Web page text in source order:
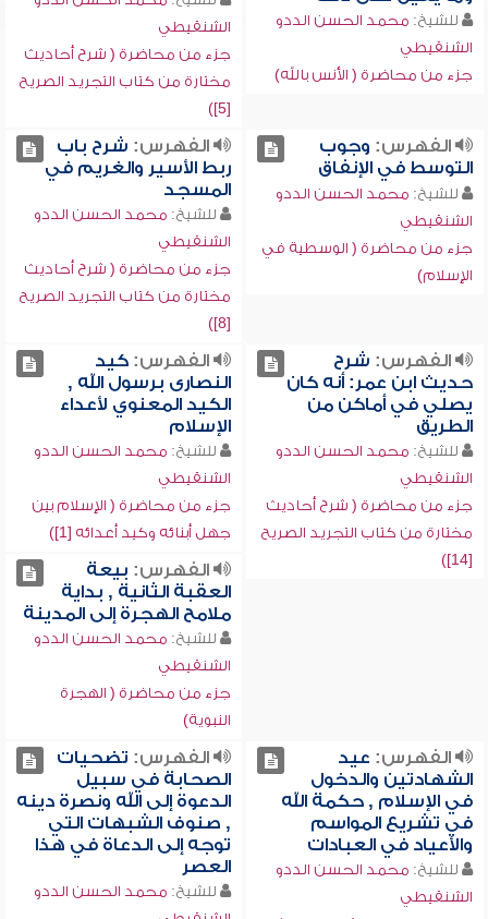
للشيخ: محمد الحسن الددو
الشنقيطي
جزء من محاضرة ( الأنس بالله)
الشنقيطي
جزء من محاضرة ( شرح أحاديث
مختارة من كتاب التجريد الصريح
[5])
الفهرس: وجوب
التوسط في الإنفاق
للشيخ: محمد الحسن الددو
الشنقيطي
جزء من محاضرة ( الوسطية في
الإسلام)
الفهرس: شرح باب
ربط الأسير والغريم في
المسجد
للشيخ: محمد الحسن الددو
الشنقيطي
جزء من محاضرة ( شرح أحاديث
مختارة من كتاب التجريد الصريح
[8])
الفهرس: شرح
حديث ابن عمر: أنه كان
يصلي في أماكن من
الطريق
للشيخ: محمد الحسن الددو
الشنقيطي
جزء من محاضرة ( شرح أحاديث
مختارة من كتاب التجريد الصريح
[14])
الفهرس:كيد
النصارى برسول الله ,
الكيد المعنوي لأعداء
الإسلام
للشيخ: محمد الحسن الددو
الشنقيطي
جزء من محاضرة ( الإسلام بين
جهل أبنائه وكيد أعدائه [1])
الفهرس: بيعة
العقبة الثانية , بداية
ملامح الهجرة إلى المدينة
للشيخ: محمد الحسن الددو
الشنقيطي
جزء من محاضرة ( الهجرة
النبوية)
الفهرس: عيد
الشهادتين والدخول
في الإسلام , حكمة الله
في تشريع المواسم
والأعياد في العبادات
للشيخ: محمد الحسن الددو
الشنقيطي
الفهرس: تضحيات
الصحابة في سبيل
الدعوة إلى الله ونصرة دينه
, صنوف الشبهات التي
توجه إلى الدعاة في هذا
العصر
للشيخ: محمد الحسن الددو